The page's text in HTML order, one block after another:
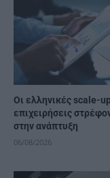
Οι ελληνικές scale-
επιχειρήσεις
στην ανάπτυξη
06/08/2026